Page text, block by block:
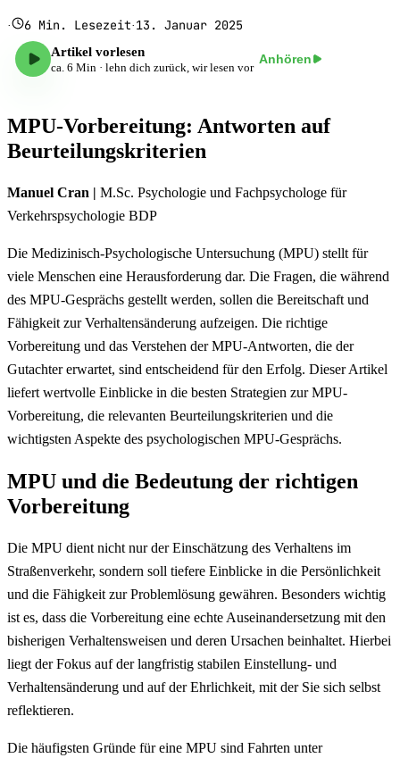
· 6 Min. Lesezeit·13. Januar 2025
Artikel vorlesen
ca. 6 Min · lehn dich zurück, wir lesen vor
Anhören
MPU-Vorbereitung: Antworten auf
Beurteilungskriterien
Manuel Cran | M.Sc. Psychologie und Fachpsychologe für
Verkehrspsychologie BDP
Die Medizinisch-Psychologische Untersuchung (MPU) stellt für
viele Menschen eine Herausforderung dar. Die Fragen, die während
des MPU-Gesprächs gestellt werden, sollen die Bereitschaft und
Fähigkeit zur Verhaltensänderung aufzeigen. Die richtige
Vorbereitung und das Verstehen der MPU-Antworten, die der
Gutachter erwartet, sind entscheidend für den Erfolg. Dieser Artikel
liefert wertvolle Einblicke in die besten Strategien zur MPU-
Vorbereitung, die relevanten Beurteilungskriterien und die
wichtigsten Aspekte des psychologischen MPU-Gesprächs.
MPU und die Bedeutung der richtigen
Vorbereitung
Die MPU dient nicht nur der Einschätzung des Verhaltens im
Straßenverkehr, sondern soll tiefere Einblicke in die Persönlichkeit
und die Fähigkeit zur Problemlösung gewähren. Besonders wichtig
ist es, dass die Vorbereitung eine echte Auseinandersetzung mit den
bisherigen Verhaltensweisen und deren Ursachen beinhaltet. Hierbei
liegt der Fokus auf der langfristig stabilen Einstellung- und
Verhaltensänderung und auf der Ehrlichkeit, mit der Sie sich selbst
reflektieren.
Die häufigsten Gründe für eine MPU sind Fahrten unter